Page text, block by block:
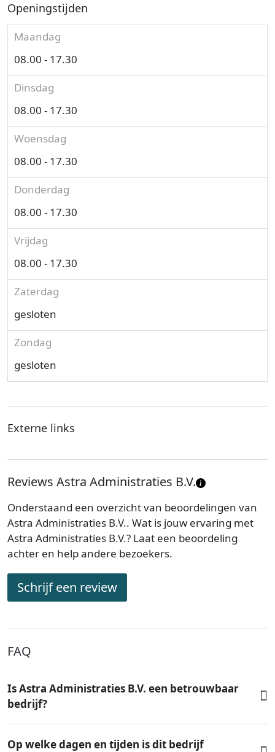
Openingstijden
Maandag
08.00 - 17.30
Dinsdag
08.00 - 17.30
Woensdag
08.00 - 17.30
Donderdag
08.00 - 17.30
Vrijdag
08.00 - 17.30
Zaterdag
gesloten
Zondag
gesloten
Externe links
Reviews Astra Administraties B.V.
Onderstaand een overzicht van beoordelingen van
Astra Administraties B.V.. Wat is jouw ervaring met
Astra Administraties B.V.? Laat een beoordeling
achter en help andere bezoekers.
Schrijf een review
FAQ
Is Astra Administraties B.V. een betrouwbaar
bedrijf?
Op welke dagen en tijden is dit bedrijf